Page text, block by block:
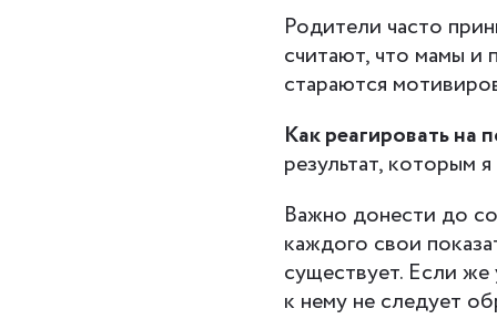
Родители часто
считают, что мамы и
стараются
Как реагировать на
результат, которым
Важно донести до
каждого свои
существует. Если же
к нему не следует